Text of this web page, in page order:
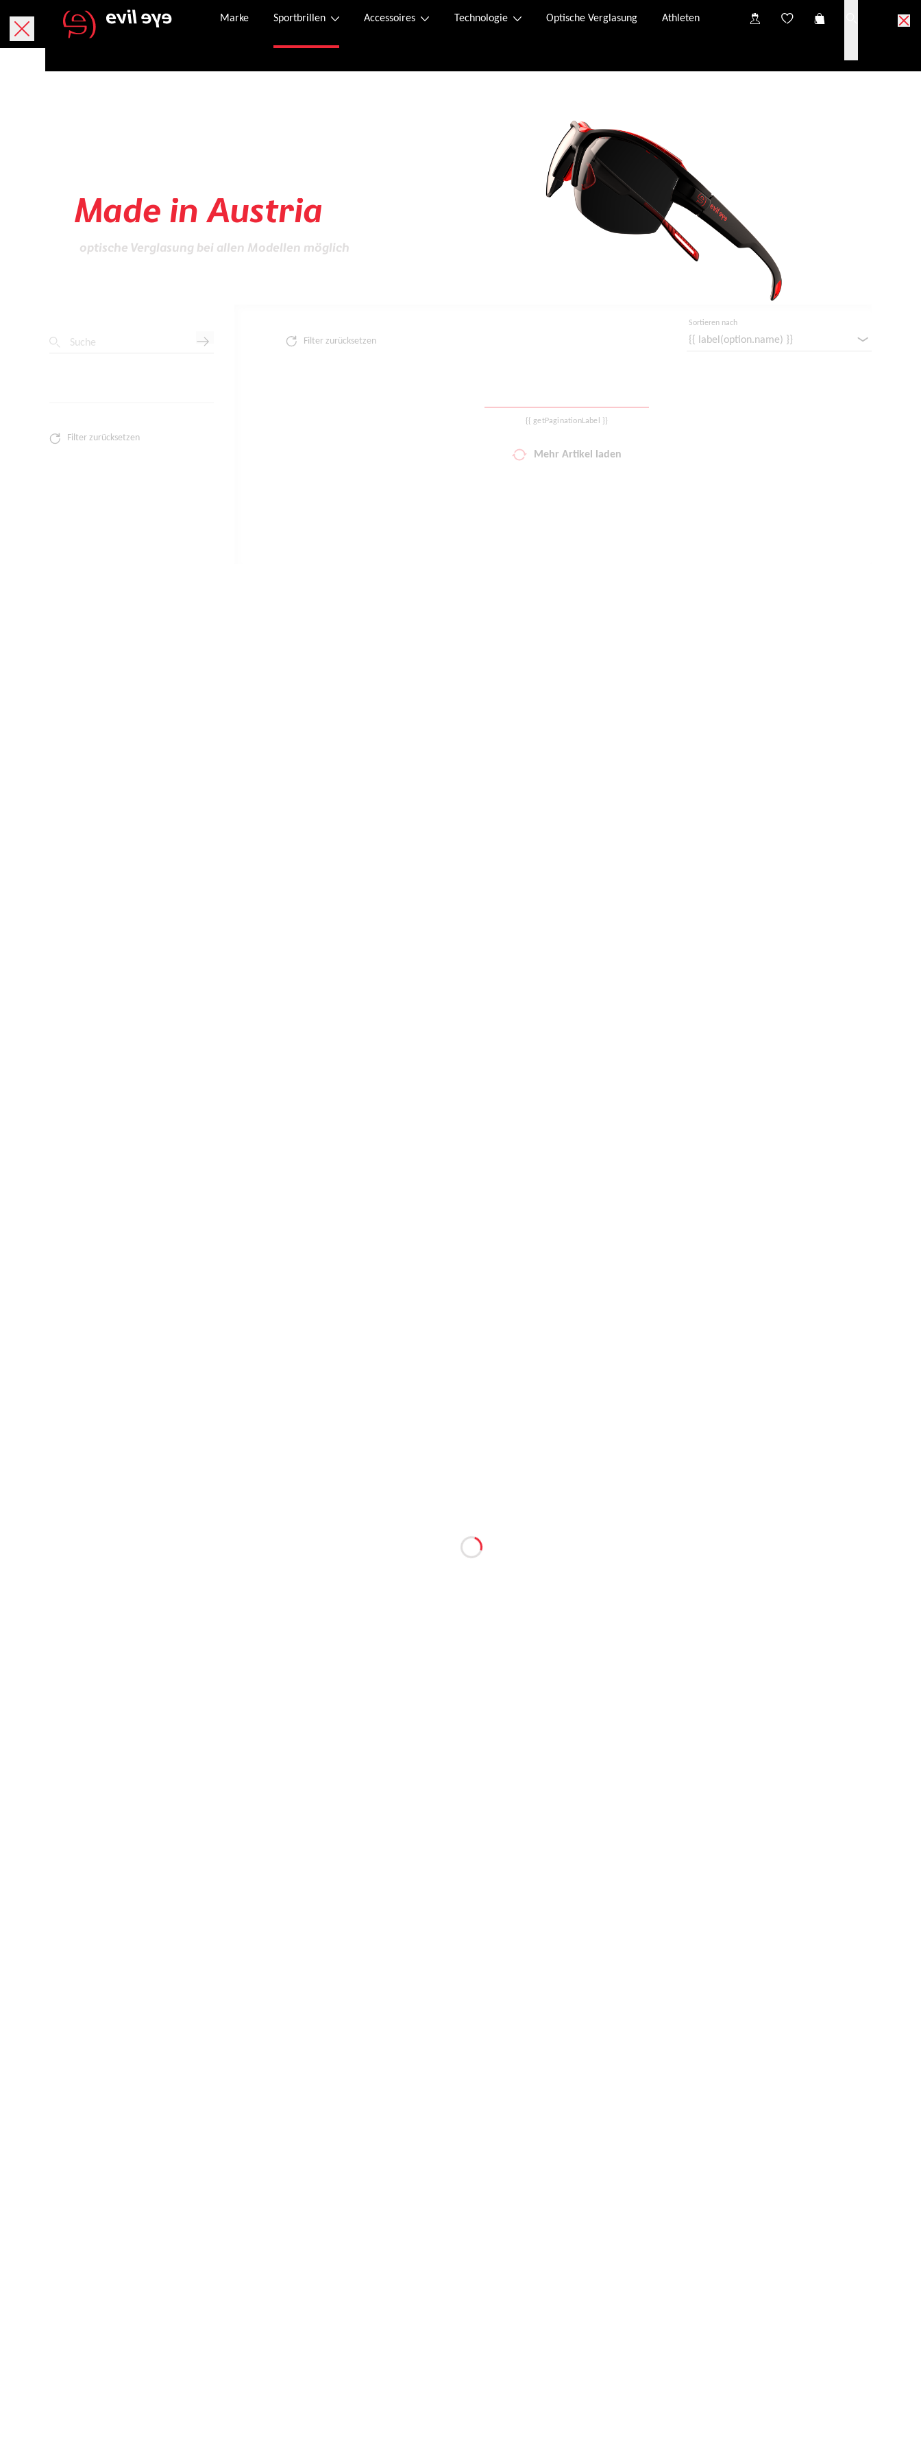
Marke Sportbrillen Accessoires Technologie Optische Verglasung Athleten
Made in Austria
optische Verglasung bei allen Modellen möglich
Suche
Filter zurücksetzen
Filter zurücksetzen
Sortieren nach
{{ getPaginationLabel }}
Mehr Artikel laden